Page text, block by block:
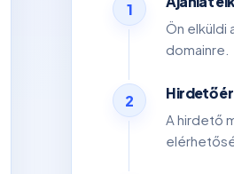
1
Ön elküldi
domainre.
2 Hirdető
A hirdető